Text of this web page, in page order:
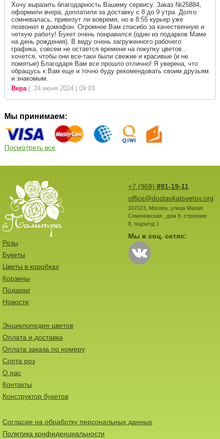
Хочу выразить благодарность Вашему сервису. Заказ №25884,
оформили вчера, доплатили за доставку с 8 до 9 утра. Долго
сомневалась, привезут ли вовремя, но в 8:55 курьер уже
позвонил в домофон. Огромное Вам спасибо за качественную и
четкую работу! Букет очень понравился (один из подарков Маме
на день рождения). В виду очень загруженного рабочего
графика, совсем не остается времени на покупку цветов...
хочется, чтобы они все-таки были свежие и красивые (и не
помятые) Благодаря Вам все прошло отлично! Я уверена, что
обращусь к Вам еще и точно буду рекомендовать своим друзьям
и знакомым.
Вера| 24 июня 2024 | 09:03
Мы принимаем:
Посмотреть все
+7 (968) 891-19-11
office@dostavkatsvetov.org
107023, Москва, улица Малая
Семеновская , дом 9, строение
8, подъезд 1
Мы в соц. сетях:
Розы
Букеты
Цветы в коробках
Корзины
Подарки
Новости
Энциклопедия цветов
Оплата и доставка
Оплата заказа по номеру
Сорта роз
О нас
Контакты
Конструктор букетов
Согласие на обработку персональных данных
Политика конфиденциальности